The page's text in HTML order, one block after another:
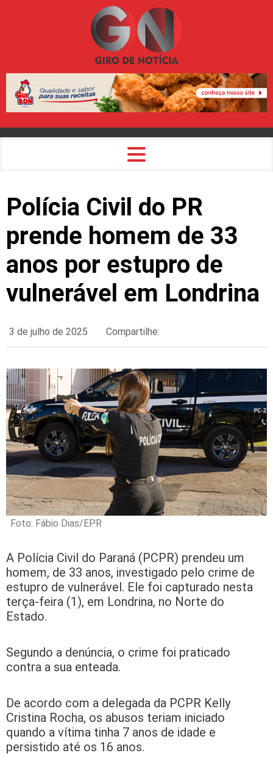
Polícia Civil do PR
prende homem de 33
anos por estupro de
vulnerável em Londrina
3 de julho de 2025 Compartilhe:
Foto: Fábio Dias/EPR
A Polícia Civil do Paraná (PCPR) prendeu um
homem, de 33 anos, investigado pelo crime de
estupro de vulnerável. Ele foi capturado nesta
terça-feira (1), em Londrina, no Norte do
Estado.
Segundo a denúncia, o crime foi praticado
contra a sua enteada.
De acordo com a delegada da PCPR Kelly
Cristina Rocha, os abusos teriam iniciado
quando a vítima tinha 7 anos de idade e
persistido até os 16 anos.